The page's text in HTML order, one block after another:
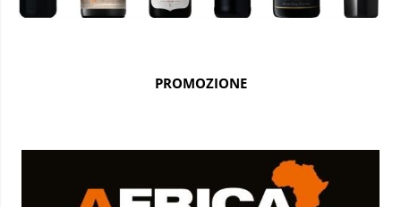
PROMOZIONE